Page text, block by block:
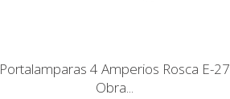
Portalamparas 4 Amperios Rosca E-27
Obra...